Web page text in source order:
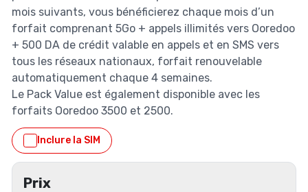
mois suivants, vous bénéficierez chaque mois d’un
forfait comprenant 5Go + appels illimités vers Ooredoo
+ 500 DA de crédit valable en appels et en SMS vers
tous les réseaux nationaux, forfait renouvelable
automatiquement chaque 4 semaines.
Le Pack Value est également disponible avec les
forfaits Ooredoo 3500 et 2500.
Inclure la SIM
Prix